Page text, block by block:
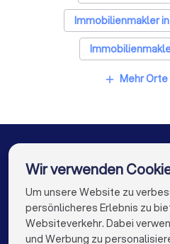
Immobilienmakler
add Mehr
Die besten Unternehmen für Sie
info@trustlocal.de
Wir verwenden
Um unsere Website zu
persönlicheres Erlebnis zu
Websiteverkehr. Dabei
und Werbung zu